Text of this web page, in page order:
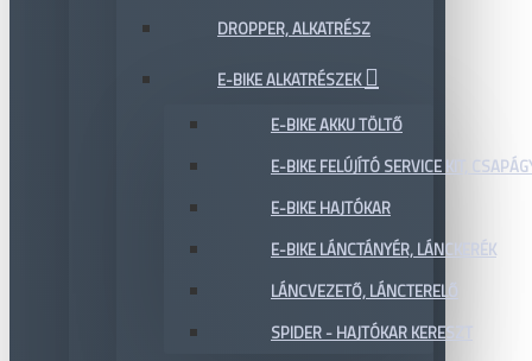
DROPPER, ALKATRÉSZ
E-BIKE ALKATRÉSZEK
E-BIKE AKKU TÖLTŐ
E-BIKE FELÚJÍTÓ SERVICE KIT,
E-BIKE HAJTÓKAR
E-BIKE LÁNCTÁNYÉR, LÁNCKERÉK
LÁNCVEZETŐ, LÁNCTERELŐ
SPIDER - HAJTÓKAR KERESZT